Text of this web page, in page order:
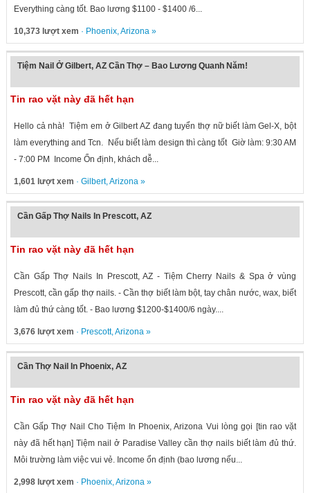
Everything càng tốt. Bao lương $1100 - $1400 /6...
10,373 lượt xem · Phoenix,Arizona»
Tiệm Nail Ở Gilbert, AZ Cần Thợ – Bao Lương Quanh Năm!
Tin rao vặt này đã hết hạn
Hello cả nhà! Tiệm em ở Gilbert AZ đang tuyển thợ nữ biết làm Gel-X, bột
làm everything and Tcn. Nếu biết làm design thì càng tốt Giờ làm: 9:30 AM
- 7:00 PM Income Ổn định, khách dễ...
1,601 lượt xem · Gilbert,Arizona»
Cần Gấp Thợ Nails In Prescott, AZ
Tin rao vặt này đã hết hạn
Cần Gấp Thợ Nails In Prescott, AZ - Tiệm Cherry Nails & Spa ở vùng
Prescott, cần gấp thợ nails. - Cần thợ biết làm bột, tay chân nước, wax, biết
làm đủ thứ càng tốt. - Bao lương $1200-$1400/6 ngày....
3,676 lượt xem · Prescott,Arizona»
Cần Thợ Nail In Phoenix, AZ
Tin rao vặt này đã hết hạn
Cần Gấp Thợ Nail Cho Tiệm In Phoenix, Arizona Vui lòng gọi [tin rao vặt
này đã hết hạn] Tiệm nail ở Paradise Valley cần thợ nails biết làm đủ thứ.
Môi trường làm việc vui vẻ. Income ổn định (bao lương nếu...
2,998 lượt xem · Phoenix,Arizona»